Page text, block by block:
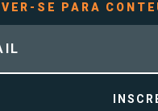
SE PARA